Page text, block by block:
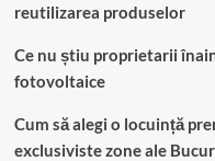
reutilizarea produselor
Ce nu știu proprietarii
fotovoltaice
Cum să alegi o locuință
exclusiviste zone ale